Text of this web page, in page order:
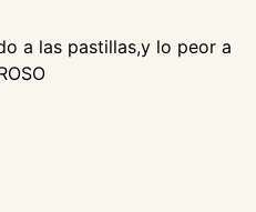
a las pastillas,y lo peor a